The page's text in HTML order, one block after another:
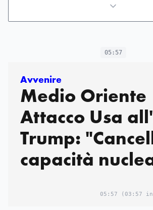
05:57
Avvenire
Medio Oriente
Attacco Usa
Trump:
capacità
05:57 (03:57 in